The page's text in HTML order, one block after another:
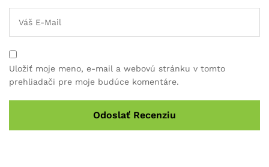
Uložiť moje meno, e-mail a webovú stránku v tomto
prehliadači pre moje budúce komentáre.